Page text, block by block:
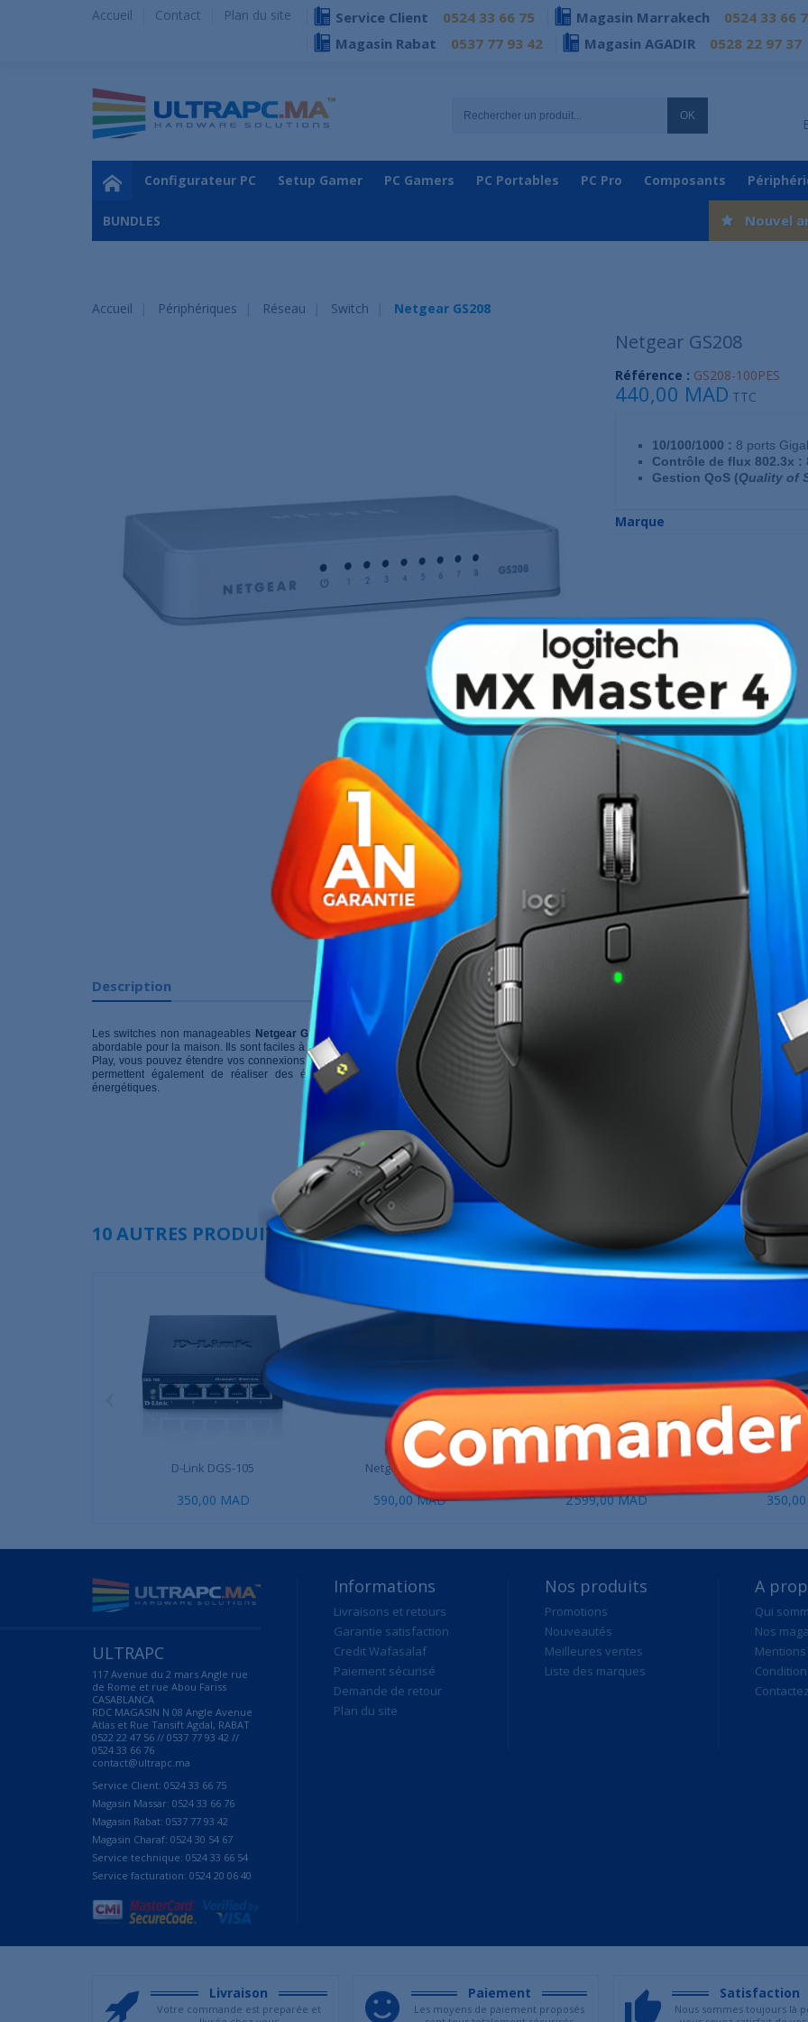
Accueil Contact Plan du site Service Client 0524 33 66 75 Magasin Marrakech 0524 33 66
Magasin Rabat
0537 77 93 42 Magasin AGADIR 0528 22 97 37
OK
Nouvel
Configurateur PC Setup Gamer PC Gamers PC Portables PC Pro Composants
BUNDLES
Accueil Périphériques Réseau Switch Netgear GS208
Netgear GS208
Référence : GS208-100PES
440,00 MAD TTC
10/100/1000 : 8 ports
Contrôle de flux 802.3x :
Gestion QoS (Quality of
Marque
Description
Les switches non manageables Netgear GS208
fournissent une connectivité réseau fiable à un tarif
abordable pour la maison. Ils sont faciles à utiliser et d’une grande fiabilité. Avec ces switches Plug-N-
Play, vous pouvez étendre vos connexions réseau à plusieurs périphériques instantanément. Ils vous
permettent également de réaliser des économies d’énergie grâce à leurs fonctionnalités éco-
énergétiques.
Fiche technique
Références spécifiques
10 AUTRES PRODUITS DANS LA MÊME CATÉGORIE :
D-Link DGS-105
350,00 MAD
Netgear GS108E
590,00 MAD
SWITCH RUIJIE 26 PORT GIGABIT...
2 599,00 MAD
TP-LINK
ULTRAPC
117 Avenue du 2 mars Angle rue
de Rome et rue Abou Fariss
CASABLANCA
RDC MAGASIN N 08 Angle Avenue
Atlas et Rue Tansift Agdal, RABAT
0522 22 47 56 // 0537 77 93 42 //
0524 33 66 76
contact@ultrapc.ma
Service Client: 0524 33 66 75
Magasin Massar: 0524 33 66 76
Magasin Rabat: 0537 77 93 42
Magasin Charaf: 0524 30 54 67
Service technique: 0524 33 66 54
Service facturation: 0524 20 06 40
Informations
Livraisons et retours
Garantie satisfaction
Credit Wafasalaf
Paiement sécurisé
Demande de retour
Plan du site
Nos produits
Promotions
Nouveautés
Meilleures ventes
Liste des marques
A
Qui
Nos
Livraison
Votre commande est preparée et
Paiement
Les moyens de paiement proposés
Satisfaction
Nous sommes toujours là